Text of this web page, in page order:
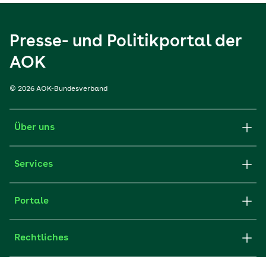
Presse- und Politikportal der
AOK
© 2026 AOK-Bundesverband
Über uns
Services
Portale
Rechtliches